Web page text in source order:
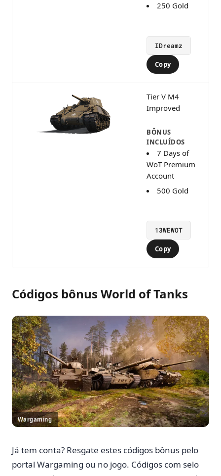
250 Gold
IDreamz
Copy
Tier V M4
Improved
BÔNUS
INCLUÍDOS
7 Days of
WoT Premium
Account
500 Gold
13WEWOT
Copy
Códigos bônus World of Tanks
Wargaming
Já tem conta? Resgate estes códigos bônus pelo
portal Wargaming ou no jogo. Códigos com selo